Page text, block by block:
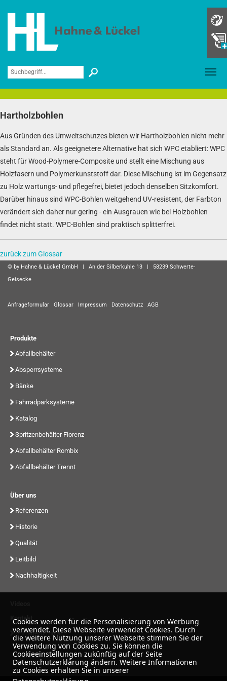
Hartholzbohlen
Aus Gründen des Umweltschutzes bieten wir Hartholzbohlen nicht mehr
als Standard an. Als geeignetere Alternative hat sich WPC etabliert: WPC
steht für Wood-Polymere-Composite und stellt eine Mischung aus
Holzfasern und Polymerkunststoff dar. Diese Mischung ist im Gegensatz
zu Holz wartungs- und pflegefrei, bietet jedoch denselben Sitzkomfort.
Darüber hinaus sind WPC-Bohlen weitgehend UV-resistent, der Farbton
verändert sich daher nur gering - ein Ausgrauen wie bei Holzbohlen
findet nicht statt. WPC-Bohlen sind praktisch splitterfrei.
zurück zum Glossar
© by Hahne & Lückel GmbH | An der Silberkuhle 13 | 58239 Schwerte-
Geisecke
Anfrageformular Glossar Impressum Datenschutz AGB
Produkte
Abfallbehälter
Absperrsysteme
Bänke
Fahrradparksysteme
Katalog
Spritzenbehälter Florenz
Abfallbehälter Rombix
Abfallbehälter Trennt
Über uns
Referenzen
Historie
Qualität
Leitbild
Nachhaltigkeit
Kontakt
Anfrageformular
Cookies werden für die Personalisierung von Werbung
verwendet. Diese Webseite verwendet Cookies. Durch
die weitere Nutzung unserer Webseite stimmen Sie der
Verwendung von Cookies zu. Sie können die
Cookieeinstellungen zukünftig auf der Seite
Datenschutzerklärung ändern. Weitere Informationen
zu Cookies erhalten Sie in unserer